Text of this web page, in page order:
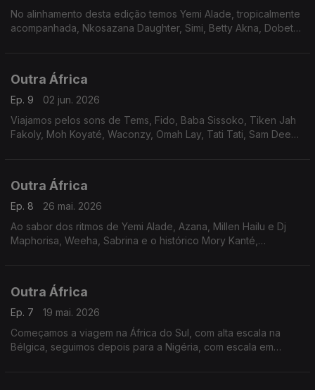
No alinhamento desta edição temos Yemi Alade, tropicalmente
acompanhada, Nkosazana Daughter, Simi, Betty Akna, Dobet
Outra África
Ep. 9
02 jun. 2026
Viajamos pelos sons de Tems, Fido, Baba Sissoko, Tiken Jah
Fakoly, Moh Koyaté, Waconzy, Omah Lay, Tati Tati, Sam Deep
Outra África
Ep. 8
26 mai. 2026
Ao sabor dos ritmos de Yemi Alade, Azana, Millen Hailu e Dj
Maphorisa, Weeha, Sabrina e o histórico Mory Kanté,
Outra África
Ep. 7
19 mai. 2026
Começamos a viagem na África do Sul, com alta escala na
Bélgica, seguimos depois para a Nigéria, com escala em